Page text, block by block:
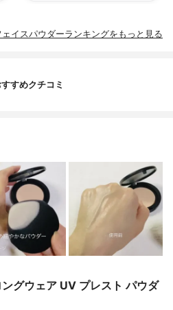
ェイスパウダーランキングをもっと見る
すめクチコミ
グウェア UV プレスト パウダ